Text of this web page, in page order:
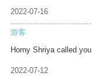
2022-07-16
游客
Horny Shriya called you
2022-07-12